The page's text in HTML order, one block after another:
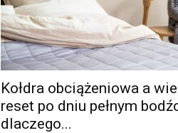
Kołdra obciążeniowa a
reset po dniu pełnym
dlaczego...